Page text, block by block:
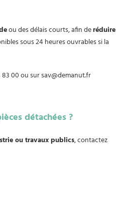
ou des délais courts, afin deréduire
sous 24 heures ouvrables si la
00 ou sur sav@demanut.fr
détachées ?
ou travaux publics, contactez